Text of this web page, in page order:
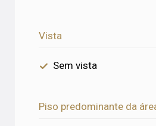
Vista
Sem vista
Piso predominante da